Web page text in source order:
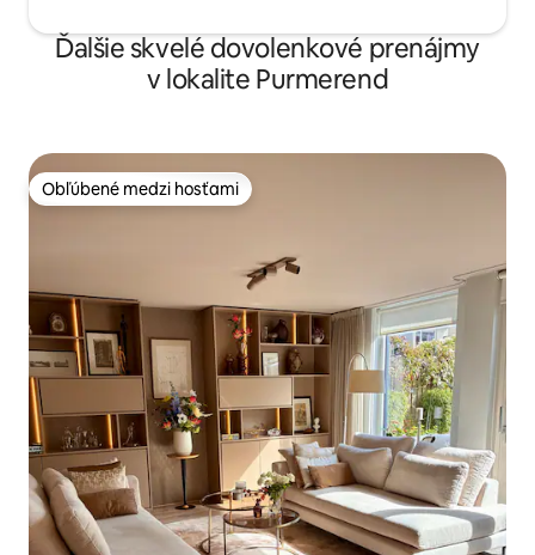
Ďalšie skvelé dovolenkové prenájmy
v lokalite Purmerend
Obľúbené medzi hosťami
Obľúbené medzi hosťami